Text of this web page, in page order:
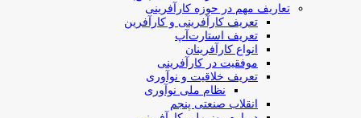
تعاریف مهم در حوزه کارآفرینی
تعریف کارآفرینی و کارآفرین
تعریف استارت‌آپ
انواع کارآفرینان
موفقیت در کارآفرینی
تعریف خلاقیت و نوآوری
نظام ملی نوآوری
انقلاب صنعتی پنجم